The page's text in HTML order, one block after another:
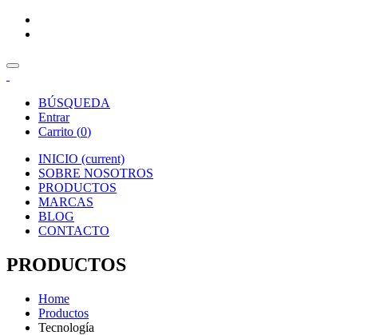
BÚSQUEDA
Entrar
Carrito (0)
INICIO (current)
SOBRE NOSOTROS
PRODUCTOS
MARCAS
BLOG
CONTACTO
PRODUCTOS
Home
Productos
Tecnología